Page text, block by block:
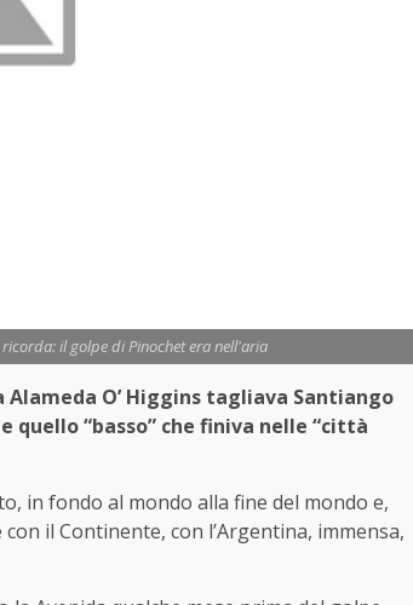
il golpe di Pinochet era nell'aria
Alameda O’ Higgins tagliava Santiango
“basso” che finiva nelle “città
in fondo al mondo alla fine del mondo e,
il Continente, con l’Argentina, immensa,